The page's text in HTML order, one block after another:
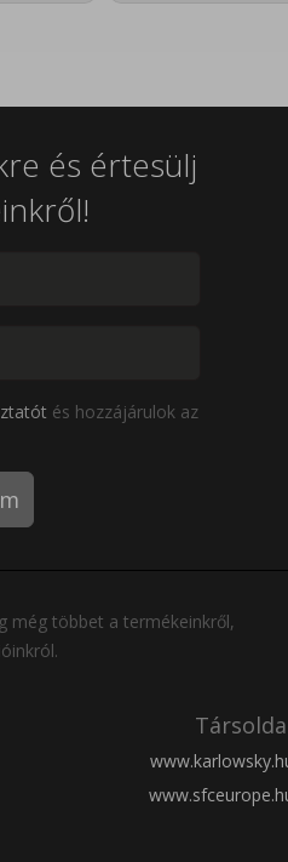
és értesülj
és hozzájárulok az
még többet a termékeinkről,